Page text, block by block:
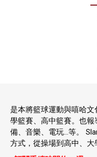
是本將籃球運動與嘻哈
學籃賽、高中籃賽。也
備、音樂、電玩…等。
方式，從操場到高中、大